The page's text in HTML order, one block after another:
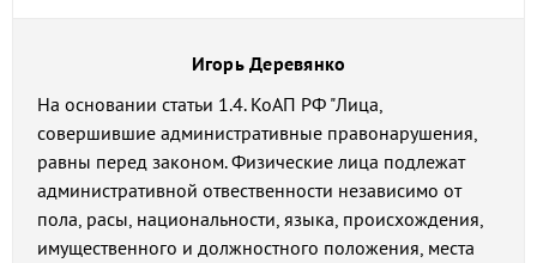
Игорь Деревянко
На основании статьи 1.4. КоАП РФ "Лица,
совершившие административные правонарушения,
равны перед законом. Физические лица подлежат
административной отвественности независимо от
пола, расы, национальности, языка, происхождения,
имущественного и должностного положения, места